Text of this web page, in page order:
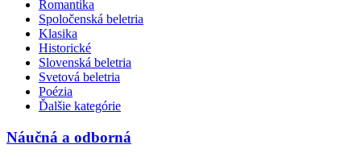
Romantika
Spoločenská beletria
Klasika
Historické
Slovenská beletria
Svetová beletria
Poézia
Ďalšie kategórie
Náučná a odborná